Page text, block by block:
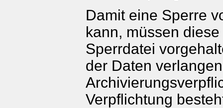
Damit eine Sperre
kann, müssen
Sperrdatei
der Daten
Verpflichtung